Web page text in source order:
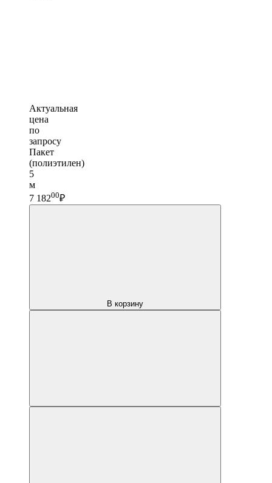
Актуальная
цена
по
запросу
Пакет
(полиэтилен)
5
м
7 18200₽
В корзину